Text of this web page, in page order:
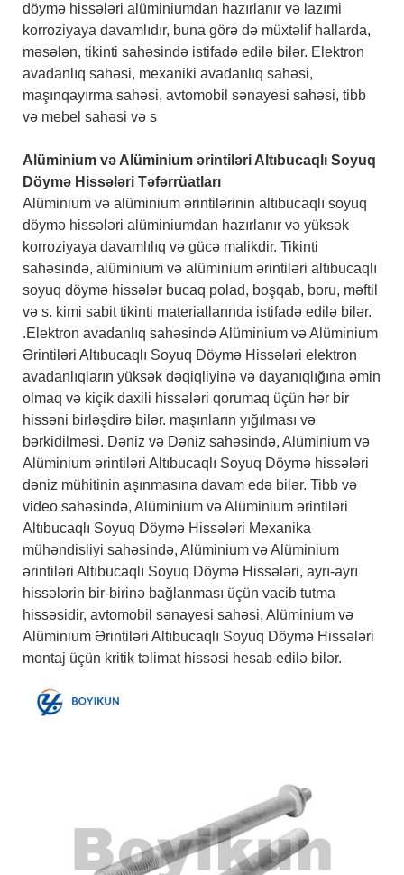
döymə hissələri alüminiumdan hazırlanır və lazımi
korroziyaya davamlıdır, buna görə də müxtəlif hallarda,
məsələn, tikinti sahəsində istifadə edilə bilər. Elektron
avadanlıq sahəsi, mexaniki avadanlıq sahəsi,
maşınqayırma sahəsi, avtomobil sənayesi sahəsi, tibb
və mebel sahəsi və s
Alüminium və Alüminium ərintiləri Altıbucaqlı Soyuq
Döymə Hissələri Təfərrüatları
Alüminium və alüminium ərintilərinin altıbucaqlı soyuq
döymə hissələri alüminiumdan hazırlanır və yüksək
korroziyaya davamlılıq və gücə malikdir. Tikinti
sahəsində, alüminium və alüminium ərintiləri altıbucaqlı
soyuq döymə hissələr bucaq polad, boşqab, boru, məftil
və s. kimi sabit tikinti materiallarında istifadə edilə bilər.
.Elektron avadanlıq sahəsində Alüminium və Alüminium
Ərintiləri Altıbucaqlı Soyuq Döymə Hissələri elektron
avadanlıqların yüksək dəqiqliyinə və dayanıqlığına əmin
olmaq və kiçik daxili hissələri qorumaq üçün hər bir
hissəni birləşdirə bilər. maşınların yığılması və
bərkidilməsi. Dəniz və Dəniz sahəsində, Alüminium və
Alüminium ərintiləri Altıbucaqlı Soyuq Döymə hissələri
dəniz mühitinin aşınmasına davam edə bilər. Tibb və
video sahəsində, Alüminium və Alüminium ərintiləri
Altıbucaqlı Soyuq Döymə Hissələri Mexanika
mühəndisliyi sahəsində, Alüminium və Alüminium
ərintiləri Altıbucaqlı Soyuq Döymə Hissələri, ayrı-ayrı
hissələrin bir-birinə bağlanması üçün vacib tutma
hissəsidir, avtomobil sənayesi sahəsi, Alüminium və
Alüminium Ərintiləri Altıbucaqlı Soyuq Döymə Hissələri
montaj üçün kritik təlimat hissəsi hesab edilə bilər.